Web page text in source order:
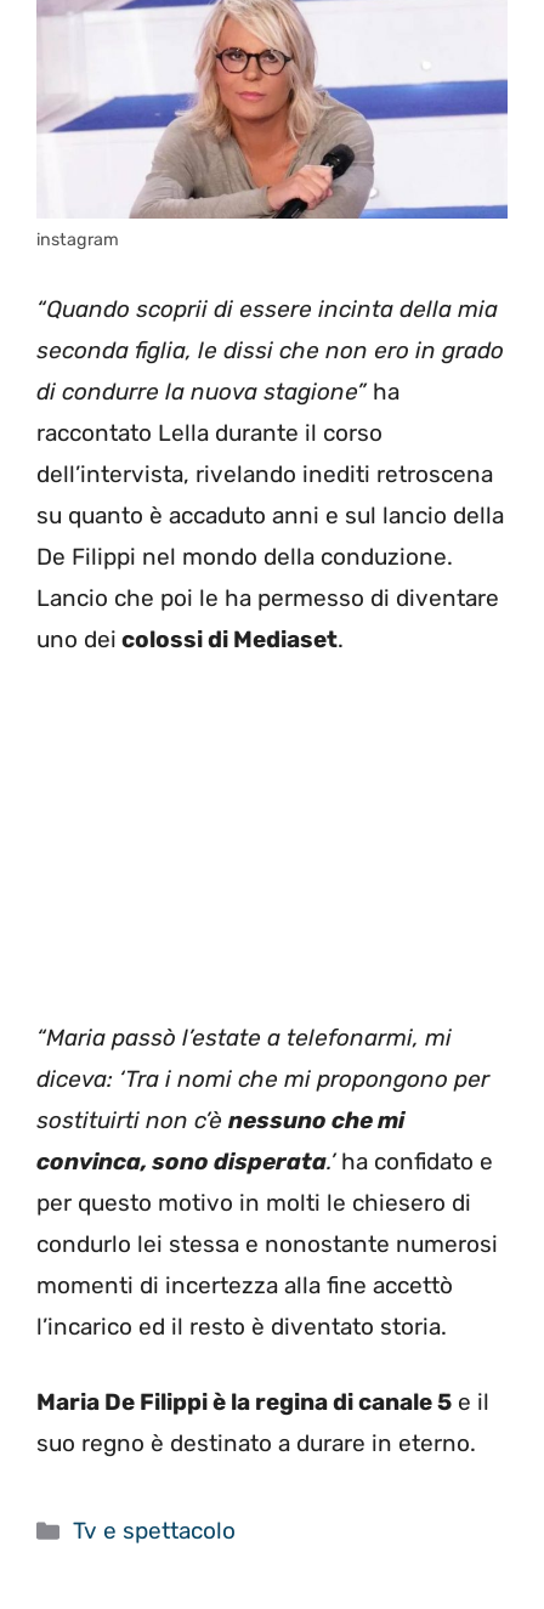
instagram
“Quando scoprii di essere incinta della mia
seconda figlia, le dissi che non ero in grado
di condurre la nuova stagione”ha
raccontato Lella durante il corso
dell’intervista, rivelando inediti retroscena
su quanto è accaduto anni e sul lancio della
De Filippi nel mondo della conduzione.
Lancio che poi le ha permesso di diventare
uno dei colossi di Mediaset.
“Maria passò l’estate a telefonarmi, mi
diceva: ‘Tra i nomi che mi propongono per
sostituirti non c’è nessuno che mi
convinca, sono disperata.’ha confidato e
per questo motivo in molti le chiesero di
condurlo lei stessa e nonostante numerosi
momenti di incertezza alla fine accettò
l’incarico ed il resto è diventato storia.
Maria De Filippi è la regina di canale 5 e il
suo regno è destinato a durare in eterno.
Categorie
Tv e spettacolo